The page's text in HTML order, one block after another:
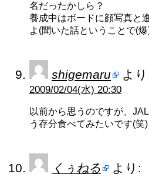
名だったかしら？
養成中はボードに顔写真と
よ(聞いた話ということで(
shigemaru よ
2009/02/04(水) 20:30
以前から思うのですが、
う存分食べてみたいです(笑)
くぅねる より: